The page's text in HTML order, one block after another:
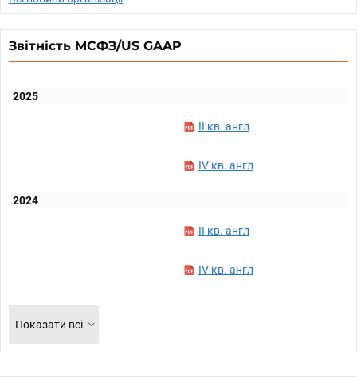
Звітність МСФЗ/US GAAP
2025
II кв. англ
IV кв. англ
2024
II кв. англ
IV кв. англ
Показати всі